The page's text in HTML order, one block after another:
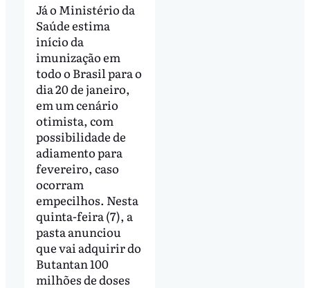
Já o Ministério da
Saúde estima
início da
imunização em
todo o Brasil para o
dia 20 de janeiro,
em um cenário
otimista, com
possibilidade de
adiamento para
fevereiro, caso
ocorram
empecilhos. Nesta
quinta-feira (7), a
pasta anunciou
que vai adquirir do
Butantan 100
milhões de doses